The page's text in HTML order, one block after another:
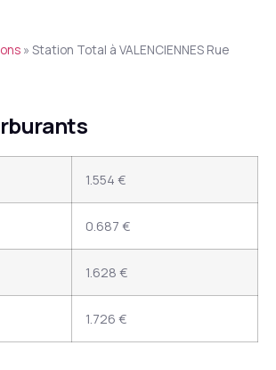
» Station Total à VALENCIENNES Rue
1.554 €
0.687 €
1.628 €
1.726 €